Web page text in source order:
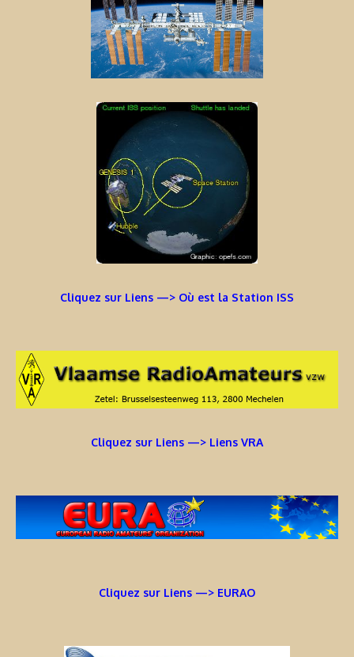
Cliquez sur Liens —> Où est la Station ISS
Cliquez sur Liens —> Liens VRA
Cliquez sur Liens —> EURAO